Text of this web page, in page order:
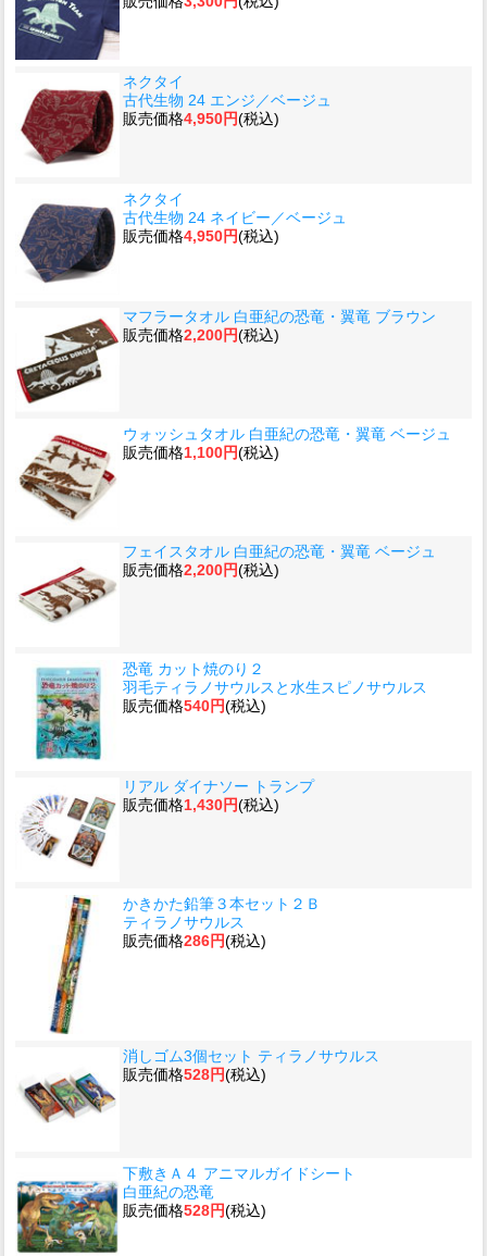
ネクタイ
古代生物 24 エンジ／ベージュ
販売価格4,950円(税込)
ネクタイ
古代生物 24 ネイビー／ベージュ
販売価格4,950円(税込)
マフラータオル 白亜紀の恐竜・翼竜 ブラウン
販売価格2,200円(税込)
ウォッシュタオル 白亜紀の恐竜・翼竜 ベージュ
販売価格1,100円(税込)
フェイスタオル 白亜紀の恐竜・翼竜 ベージュ
販売価格2,200円(税込)
恐竜 カット焼のり２
羽毛ティラノサウルスと水生スピノサウルス
販売価格540円(税込)
リアル ダイナソー トランプ
販売価格1,430円(税込)
かきかた鉛筆３本セット２Ｂ
ティラノサウルス
販売価格286円(税込)
消しゴム3個セット ティラノサウルス
販売価格528円(税込)
下敷きＡ４ アニマルガイドシート
白亜紀の恐竜
販売価格528円(税込)